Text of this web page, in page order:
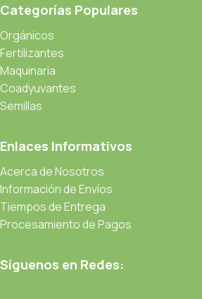
Categorías Populares
Orgánicos
Fertilizantes
Maquinaria
Coadyuvantes
Semillas
Enlaces Informativos
Acerca de Nosotros
Información de Envíos
Tiempos de Entrega
Procesamiento de Pagos
Síguenos en Redes: